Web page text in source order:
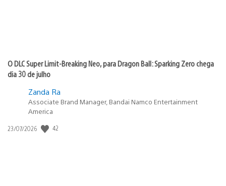
O DLC Super Limit-Breaking Neo, para Dragon Ball: Sparking Zero chega
dia 30 de julho
Zanda Ra
Associate Brand Manager, Bandai Namco Entertainment
America
Data
23/07/2026 42